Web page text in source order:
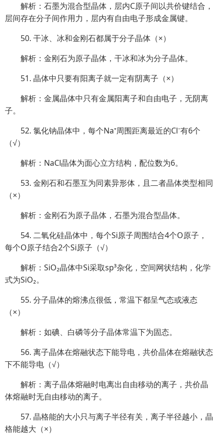
解析：石墨为混合型晶体，层内C原子间以共价键结合，
层间存在分子间作用力，层内有自由电子形成金属键。
50. 干冰、冰和金刚石都属于分子晶体（×）
解析：金刚石为原子晶体，干冰和冰为分子晶体。
51. 晶体中只要有阳离子就一定有阴离子（×）
解析：金属晶体中只有金属阳离子和自由电子，无阴离
子。
52. 氯化钠晶体中，每个Na⁺周围距离最近的Cl⁻有6个
（√）
解析：NaCl晶体为面心立方结构，配位数为6。
53. 金刚石和石墨互为同素异形体，且二者晶体类型相同
（×）
解析：金刚石为原子晶体，石墨为混合型晶体。
54. 二氧化硅晶体中，每个Si原子周围结合4个O原子，
每个O原子结合2个Si原子（√）
解析：SiO₂晶体中Si采取sp³杂化，空间网状结构，化学
式为SiO₂。
55. 分子晶体的熔沸点很低，常温下都呈气态或液态
（×）
解析：如碘、白磷等分子晶体常温下为固态。
56. 离子晶体在熔融状态下能导电，共价晶体在熔融状态
下不能导电（√）
解析：离子晶体熔融时电离出自由移动的离子，共价晶
体熔融时无自由移动的离子。
57. 晶格能的大小只与离子半径有关，离子半径越小，晶
格能越大（×）